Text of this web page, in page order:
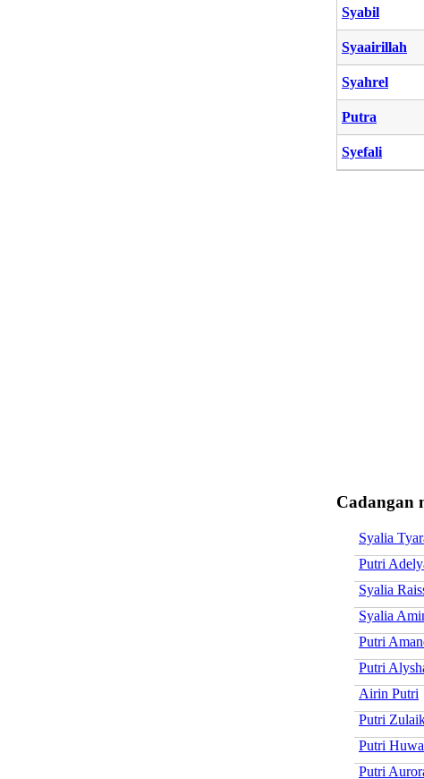
Syabil
Syaairillah
Syahrel
Putra
Syefali
Cadangan
Syalia
Putri
Syalia
Syalia
Putri
Putri
Airin Putri
Putri
Putri
Putri